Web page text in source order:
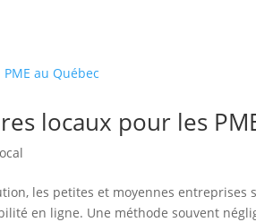
locaux pour les
les petites et moyennes entreprises
en ligne. Une méthode souvent